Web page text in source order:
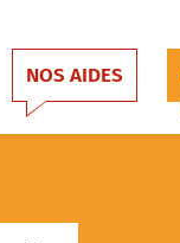
NOS AIDES